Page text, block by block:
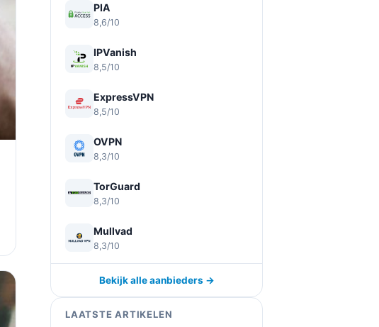
PIA
8,6/10
IPVanish
8,5/10
ExpressVPN
8,5/10
OVPN
8,3/10
TorGuard
8,3/10
Mullvad
8,3/10
Bekijk alle aanbieders →
LAATSTE ARTIKELEN